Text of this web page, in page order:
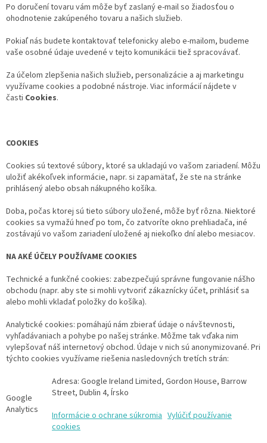
Po doručení tovaru vám môže byť zaslaný e-mail so žiadosťou o
ohodnotenie zakúpeného tovaru a našich služieb.
Pokiaľ nás budete kontaktovať telefonicky alebo e-mailom, budeme
vaše osobné údaje uvedené v tejto komunikácii tiež spracovávať.
Za účelom zlepšenia našich služieb, personalizácie a aj marketingu
využívame cookies a podobné nástroje. Viac informácií nájdete v
časti Cookies.
COOKIES
Cookies sú textové súbory, ktoré sa ukladajú vo vašom zariadení. Môžu
uložiť akékoľvek informácie, napr. si zapamätať, že ste na stránke
prihlásený alebo obsah nákupného košíka.
Doba, počas ktorej sú tieto súbory uložené, môže byť rôzna. Niektoré
cookies sa vymažú hneď po tom, čo zatvoríte okno prehliadača, iné
zostávajú vo vašom zariadení uložené aj niekoľko dní alebo mesiacov.
NA AKÉ ÚČELY POUŽÍVAME COOKIES
Technické a funkčné cookies: zabezpečujú správne fungovanie nášho
obchodu (napr. aby ste si mohli vytvoriť zákaznícky účet, prihlásiť sa
alebo mohli vkladať položky do košíka).
Analytické cookies: pomáhajú nám zbierať údaje o návštevnosti,
vyhľadávaniach a pohybe po našej stránke. Môžme tak vďaka nim
vylepšovať náš internetový obchod. Údaje v nich sú anonymizované. Pri
týchto cookies využívame riešenia nasledovných tretích strán:
Google
Analytics
Adresa: Google Ireland Limited, Gordon House, Barrow
Street, Dublin 4, Írsko
Informácie o ochrane súkromia Vylúčiť používanie
cookies